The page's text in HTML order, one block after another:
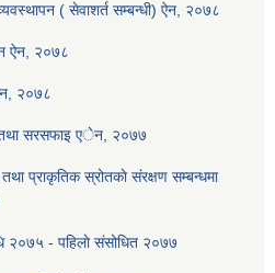
( सेवाशर्त सम्बन्धी) ऐन, २०७८
ऐन, २०७८
२०७८
तथा सरसफाइ एेन, २०७७
प्राकृतिक स्रोतकाे संरक्षण सम्बन्धमा
२०७५ - पहिलाे संसोधित २०७७